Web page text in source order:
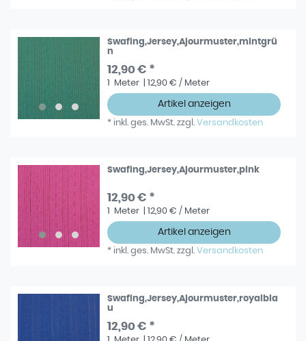
Swafing,Jersey,Ajourmuster,mintgrü
n
12,90 € *
1 Meter | 12,90 € / Meter
Artikel anzeigen
* inkl. ges. MwSt. zzgl.Versandkosten
Swafing,Jersey,Ajourmuster,pink
12,90 € *
1 Meter | 12,90 € / Meter
Artikel anzeigen
* inkl. ges. MwSt. zzgl.Versandkosten
Swafing,Jersey,Ajourmuster,royalbla
u
12,90 € *